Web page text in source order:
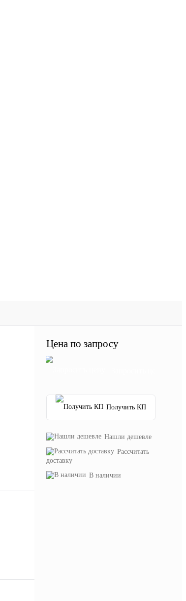
Цена по запросу
Получить КП
Нашли дешевле
Рассчитать
доставку
В наличии